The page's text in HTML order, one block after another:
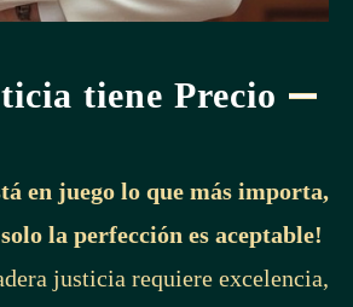
tiene Precio
en juego lo que más importa,
solo la perfección es aceptable!
justicia requiere excelencia,